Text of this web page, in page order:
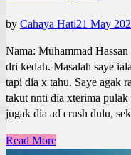
by Cahaya Hati21 May
Nama: Muhammad
dri kedah. Masalah saye
tapi dia x tahu. Saye agak
takut nnti dia xterima pulak
jugak dia ad crush dulu,
Read More